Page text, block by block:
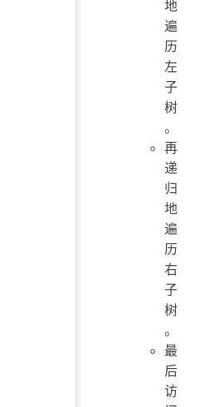
地
遍
历
左
子
树
。
再
递
归
地
遍
历
右
子
树
。
最
后
访